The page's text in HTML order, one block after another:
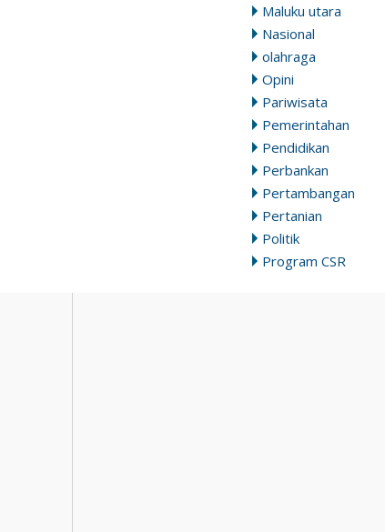
Maluku utara
Nasional
olahraga
Opini
Pariwisata
Pemerintahan
Pendidikan
Perbankan
Pertambangan
Pertanian
Politik
Program CSR